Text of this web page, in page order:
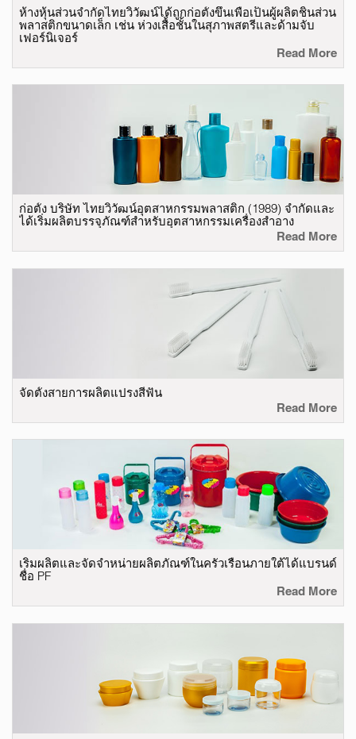
ห้างหุ้นส่วนจำกัดไทยวิวัฒน์ได้ถูกก่อตั้งขึ้นเพื่อเป็นผู้ผลิตชิ้นส่วน
พลาสติกขนาดเล็ก เช่น ห่วงเสื้อชั้นในสุภาพสตรีและด้ามจับ
เฟอร์นิเจอร์
Read More
ก่อตั้ง บริษัท ไทยวิวัฒน์อุตสาหกรรมพลาสติก (1989) จำกัดและ
ได้เริ่มผลิตบรรจุภัณฑ์สำหรับอุตสาหกรรมเครื่องสำอาง
Read More
จัดตั้งสายการผลิตแปรงสีฟัน
Read More
เริ่มผลิตและจัดจำหน่ายผลิตภัณฑ์ในครัวเรือนภายใต้ได้แบรนด์
ชื่อ PF
Read More